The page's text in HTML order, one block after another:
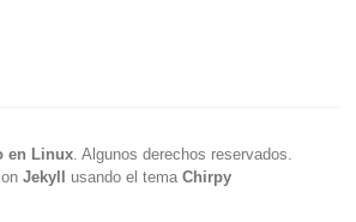
en Linux. Algunos derechos reservados.
Jekyll usando el tema Chirpy